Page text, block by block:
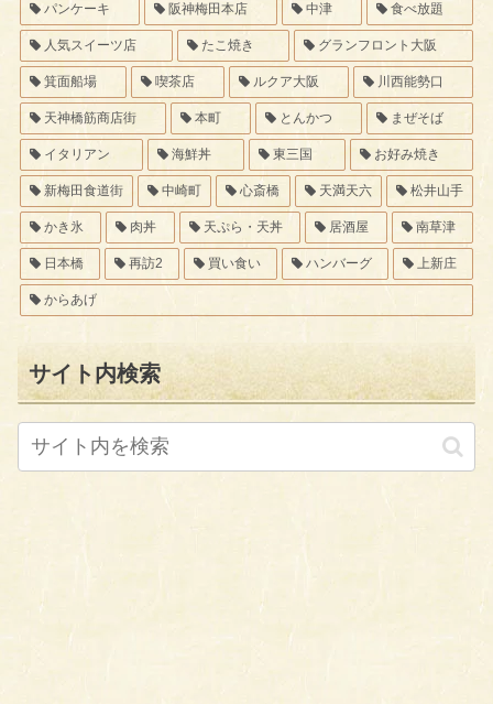
パンケーキ 阪神梅田本店 中津 食べ放題
人気スイーツ店 たこ焼き グランフロント大阪
箕面船場 喫茶店 ルクア大阪 川西能勢口
天神橋筋商店街 本町 とんかつ まぜそば
イタリアン 海鮮丼 東三国 お好み焼き
新梅田食道街 中崎町 心斎橋 天満天六 松井山手
かき氷 肉丼 天ぷら・天丼 居酒屋 南草津
日本橋 再訪2 買い食い ハンバーグ 上新庄
からあげ
サイト内検索